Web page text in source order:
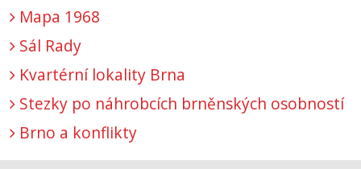
Mapa 1968
Sál Rady
Kvartérní lokality Brna
Stezky po náhrobcích brněnských osobností
Brno a konflikty